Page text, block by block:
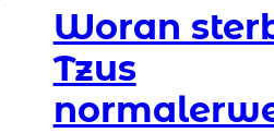
Woran
Tzus